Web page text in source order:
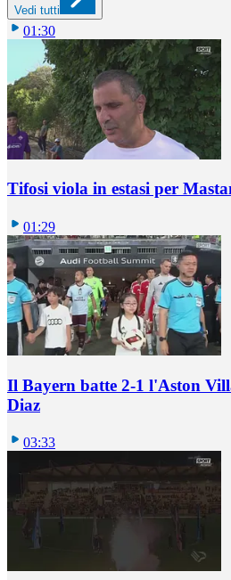
Vedi tutti
01:30
Tifosi viola in estasi per
01:29
Il Bayern batte 2-1 l'Aston
Diaz
03:33